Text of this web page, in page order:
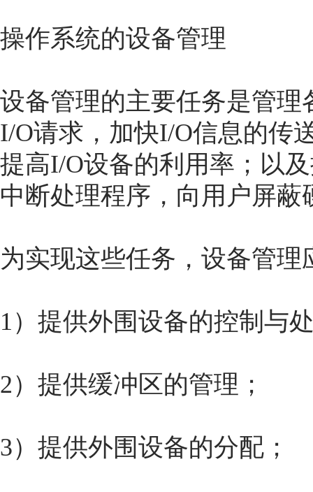
操作系统的设备管理
设备管理的主要任务是管
I/O请求，加快I/O信息的传
提高I/O设备的利用率；以
中断处理程序，向用户屏蔽
为实现这些任务，设备管
1）提供外围设备的控制与
2）提供缓冲区的管理；
3）提供外围设备的分配；